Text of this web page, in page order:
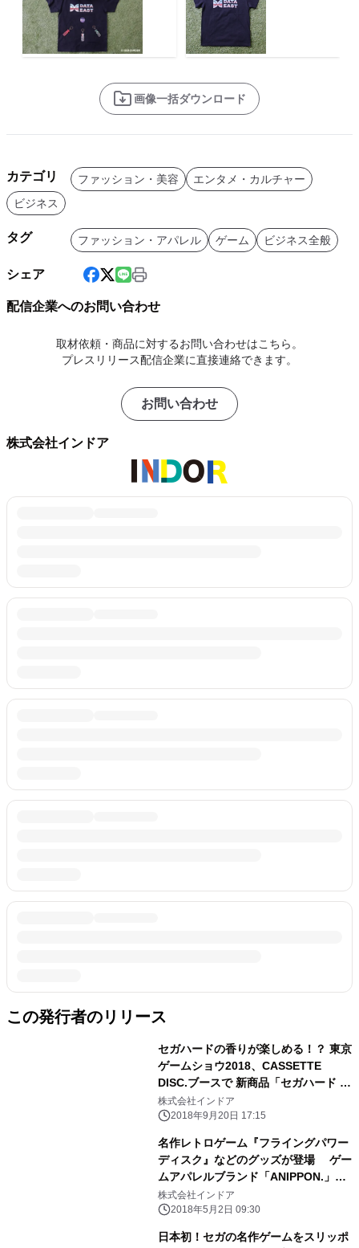
画像一括ダウンロード
カテゴリ ファッション・美容
エンタメ・カルチャー
ビジネス
タグ ファッション・アパレル ゲーム ビジネス全般
シェア
配信企業へのお問い合わせ
取材依頼・商品に対するお問い合わせはこちら。
プレスリリース配信企業に直接連絡できます。
お問い合わせ
株式会社インドア
この発行者のリリース
セガハードの香りが楽しめる！？ 東京
ゲームショウ2018、CASSETTE
DISC.ブースで 新商品「セガハード 温
泉の素3種セット」緊急先行販売決
定！ メガドライブに身も心も包まれ
株式会社インドア
2018年9月20日 17:15
名作レトロゲーム『フライングパワー
ディスク』などのグッズが登場 ゲー
ムアパレルブランド「ANIPPON.」で5
月2日に発売
株式会社インドア
2018年5月2日 09:30
日本初！セガの名作ゲームをスリッポ